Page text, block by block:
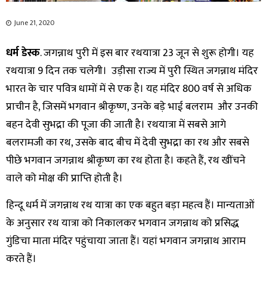
June 21, 2020
धर्म डेस्क. जगन्नाथ पुरी में इस बार रथयात्रा 23 जून से शुरू होगी। यह
रथयात्रा 9 दिन तक चलेगी। उड़ीसा राज्य में पुरी स्थित जगन्नाथ मंदिर
भारत के चार पवित्र धामों में से एक है। यह मंदिर 800 वर्ष से अधिक
प्राचीन है, जिसमें भगवान श्रीकृष्ण, उनके बड़े भाई बलराम और उनकी
बहन देवी सुभद्रा की पूजा की जाती है। रथयात्रा में सबसे आगे
बलरामजी का रथ, उसके बाद बीच में देवी सुभद्रा का रथ और सबसे
पीछे भगवान जगन्नाथ श्रीकृष्ण का रथ होता है। कहते हैं, रथ खींचने
वाले को मोक्ष की प्राप्ति होती है।
हिन्दू धर्म में जगन्नाथ रथ यात्रा का एक बहुत बड़ा महत्व हैं। मान्यताओं
के अनुसार रथ यात्रा को निकालकर भगवान जगन्नाथ को प्रसिद्ध
गुंडिचा माता मंदिर पहुंचाया जाता हैं। यहां भगवान जगन्नाथ आराम
करते हैं।